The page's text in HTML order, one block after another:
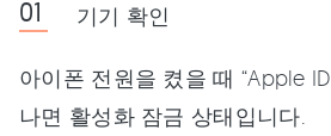
기기 확인
아이폰 전원을 켰을 때 “Apple
나면 활성화 잠금 상태입니다.